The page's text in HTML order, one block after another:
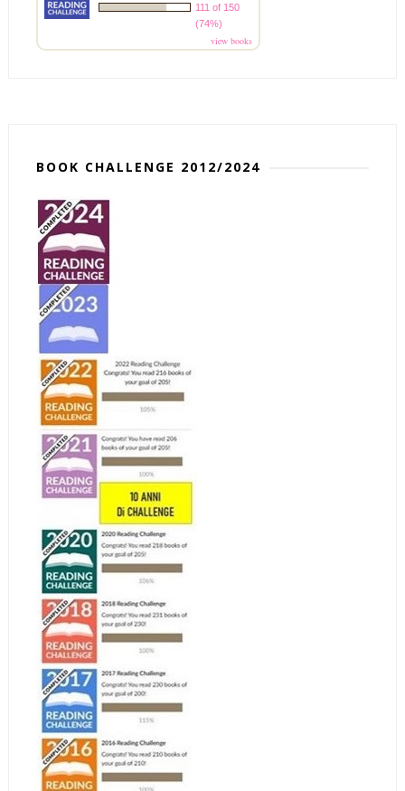
111 of 150
(74%)
view books
BOOK CHALLENGE 2012/2024